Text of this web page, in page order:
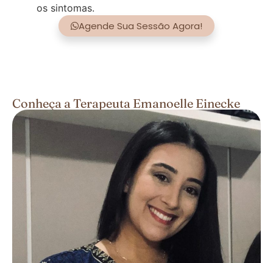
os sintomas.
Agende Sua Sessão Agora!
Conheça a Terapeuta Emanoelle Einecke